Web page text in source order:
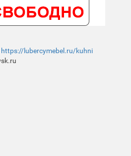
https://lubercymebel.ru/kuhni